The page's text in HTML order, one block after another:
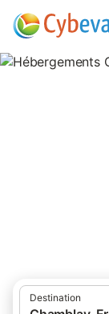
Destination